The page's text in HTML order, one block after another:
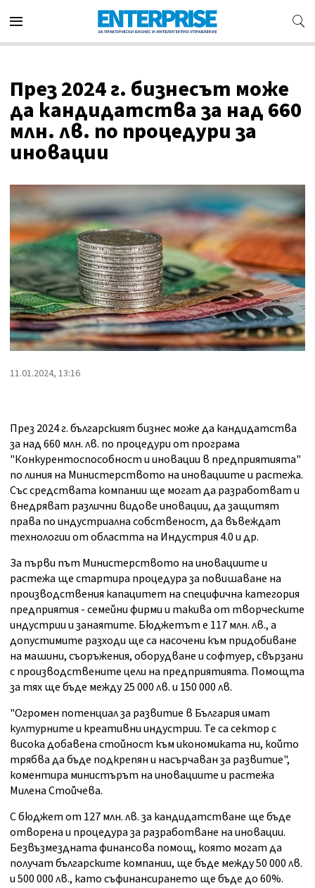
През 2024 г. бизнесът може
да кандидатства за над 660
млн. лв. по процедури за
иновации
11.01.2024, 13:16
През 2024 г. българският бизнес може да кандидатства
за над 660 млн. лв. по процедури от програма
"Конкурентоспособност и иновации в предприятията"
по линия на Министерството на иновациите и растежа.
Със средствата компании ще могат да разработват и
внедряват различни видове иновации, да защитят
права по индустриална собственост, да въвеждат
технологии от областта на Индустрия 4.0 и др.
За първи път Министерството на иновациите и
растежа ще стартира процедура за повишаване на
производствения капацитет на специфична категория
предприятия - семейни фирми и такива от творческите
индустрии и занаятите. Бюджетът е 117 млн. лв., а
допустимите разходи ще са насочени към придобиване
на машини, съоръжения, оборудване и софтуер, свързани
с производствените цели на предприятията. Помощта
за тях ще бъде между 25 000 лв. и 150 000 лв.
"Огромен потенциал за развитие в България имат
културните и креативни индустрии. Те са сектор с
висока добавена стойност към икономиката ни, който
трябва да бъде подкрепян и насърчаван за развитие",
коментира министърът на иновациите и растежа
Милена Стойчева.
С бюджет от 127 млн. лв. за кандидатстване ще бъде
отворена и процедура за разработване на иновации.
Безвъзмездната финансова помощ, която могат да
получат българските компании, ще бъде между 50 000 лв.
и 500 000 лв., като съфинансирането ще бъде до 60%.